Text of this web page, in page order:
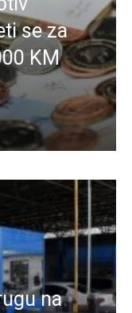
se za
KM
na